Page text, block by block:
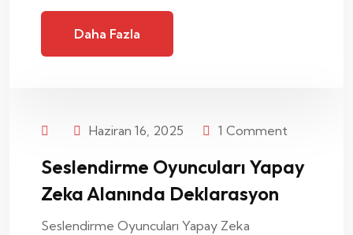
Daha Fazla
Haziran 16, 2025 1 Comment
Seslendirme Oyuncuları Yapay
Zeka Alanında Deklarasyon
Seslendirme Oyuncuları Yapay Zeka